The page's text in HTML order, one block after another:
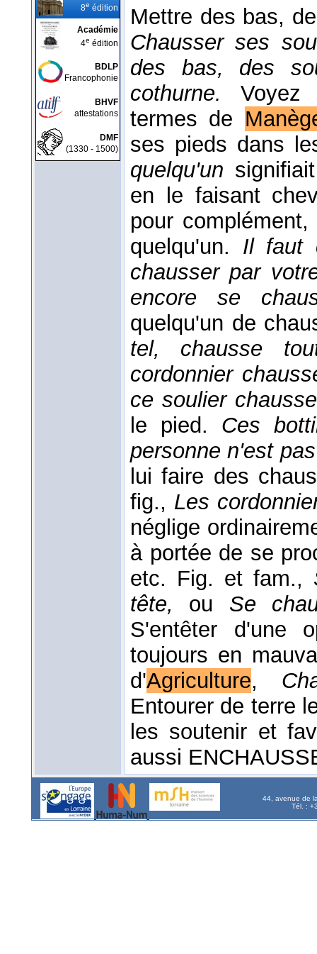
8e édition
Académie
4e édition
BDLP
Francophonie
BHVF
attestations
DMF
(1330 - 1500)
Mettre des bas,
Chausser ses
des bas, des
cothurne.
termes de
ses pieds dans
quelqu'un
en le faisant
pour
quelqu'un. Il faut
chausser par
encore se
quelqu'un de
tel, chausse
cordonnier
ce soulier
le pied. Ces
personne n'est
lui faire des
fig., Les
néglige
à portée de se
etc. Fig. et fam.,
tête, ou Se
S'entêter d'une
toujours en
d'Agriculture,
Entourer de terre
les soutenir et
aussi
44, avenue de
Tél. :